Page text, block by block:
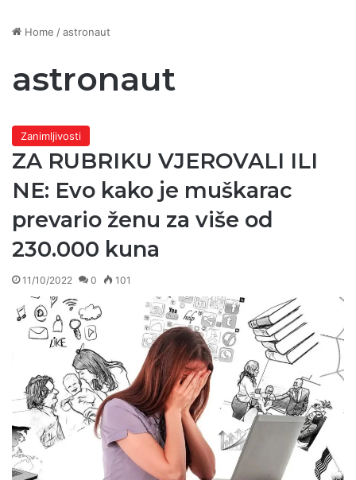
Home /astronaut
astronaut
Zanimljivosti
ZA RUBRIKU VJEROVALI ILI
NE: Evo kako je muškarac
prevario ženu za više od
230.000 kuna
11/10/2022 0 101